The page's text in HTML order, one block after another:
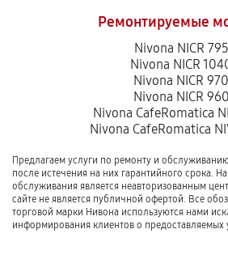
Ремонтируемые
Nivona NICR 795
Nivona NICR
Nivona NICR 970
Nivona NICR 960
Nivona CafeRomatica
Nivona CafeRomatica
Предлагаем услуги по ремонту и
после истечения на них гарантийного срока.
обслуживания является неавторизованным
сайте не является публичной офертой. Все
торговой марки Нивона используются нами
информирования клиентов о предоставляемых